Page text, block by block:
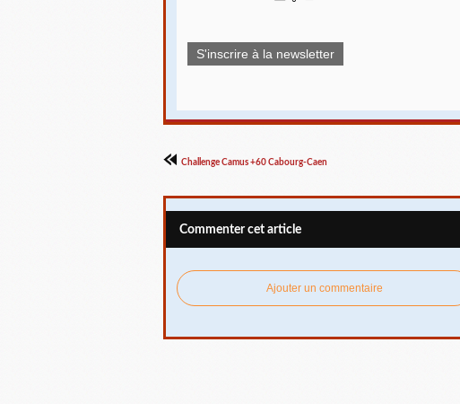
S'inscrire à la newsletter
Challenge Camus +60 Cabourg-Caen
Commenter cet article
Ajouter un commentaire